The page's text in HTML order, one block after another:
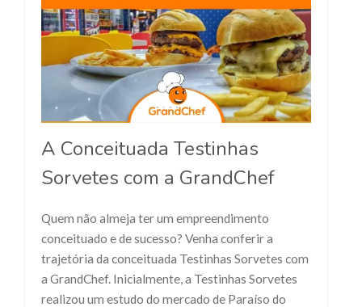
A Conceituada Testinhas
Sorvetes com a GrandChef
Quem não almeja ter um empreendimento
conceituado e de sucesso? Venha conferir a
trajetória da conceituada Testinhas Sorvetes com
a GrandChef. Inicialmente, a Testinhas Sorvetes
realizou um estudo do mercado de Paraíso do